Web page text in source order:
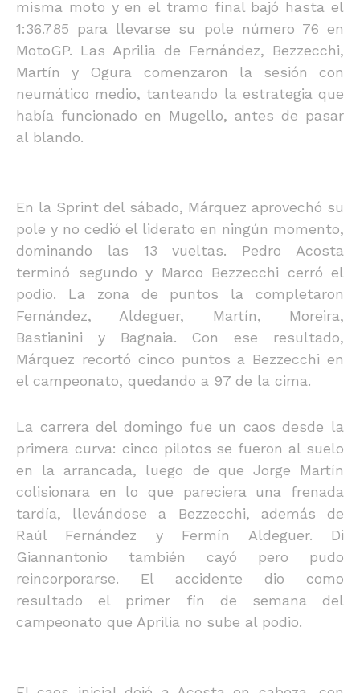
misma moto y en el tramo final bajó hasta el
1:36.785 para llevarse su pole número 76 en
MotoGP. Las Aprilia de Fernández, Bezzecchi,
Martín y Ogura comenzaron la sesión con
neumático medio, tanteando la estrategia que
había funcionado en Mugello, antes de pasar
al blando.
En la Sprint del sábado, Márquez aprovechó su
pole y no cedió el liderato en ningún momento,
dominando las 13 vueltas. Pedro Acosta
terminó segundo y Marco Bezzecchi cerró el
podio. La zona de puntos la completaron
Fernández, Aldeguer, Martín, Moreira,
Bastianini y Bagnaia. Con ese resultado,
Márquez recortó cinco puntos a Bezzecchi en
el campeonato, quedando a 97 de la cima.
La carrera del domingo fue un caos desde la
primera curva: cinco pilotos se fueron al suelo
en la arrancada, luego de que Jorge Martín
colisionara en lo que pareciera una frenada
tardía, llevándose a Bezzecchi, además de
Raúl Fernández y Fermín Aldeguer. Di
Giannantonio también cayó pero pudo
reincorporarse. El accidente dio como
resultado el primer fin de semana del
campeonato que Aprilia no sube al podio.